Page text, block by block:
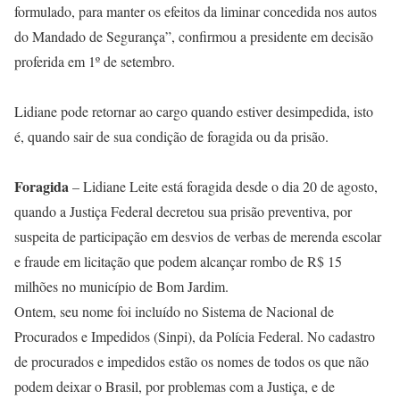
formulado, para manter os efeitos da liminar concedida nos autos
do Mandado de Segurança”, confirmou a presidente em decisão
proferida em 1º de setembro.
Lidiane pode retornar ao cargo quando estiver desimpedida, isto
é, quando sair de sua condição de foragida ou da prisão.
Foragida – Lidiane Leite está foragida desde o dia 20 de agosto,
quando a Justiça Federal decretou sua prisão preventiva, por
suspeita de participação em desvios de verbas de merenda escolar
e fraude em licitação que podem alcançar rombo de R$ 15
milhões no município de Bom Jardim.
Ontem, seu nome foi incluído no Sistema de Nacional de
Procurados e Impedidos (Sinpi), da Polícia Federal. No cadastro
de procurados e impedidos estão os nomes de todos os que não
podem deixar o Brasil, por problemas com a Justiça, e de